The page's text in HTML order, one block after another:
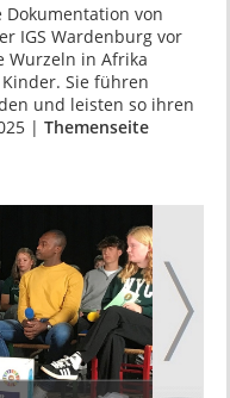
Dokumenta­tion von
IGS Wardenburg vor
Wurzeln in Afrika
Sie führen
und leisten so ihren
| Themenseite